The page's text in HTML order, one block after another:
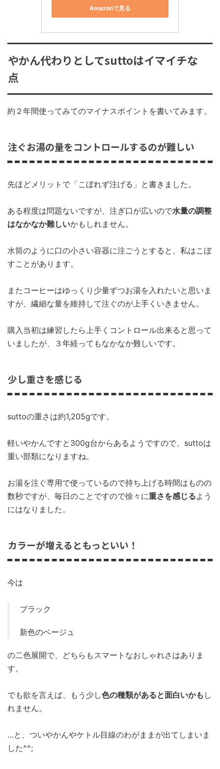
Amazonで見る
やかん代わりとしてsuttoはイマイチな
点
約２年間使ってみてのマイナスポイントを書いてみます。
注ぐお湯の量をコントロールするのが難しい
先ほどメリットで「こぼれず注げる」と書きました。
ある程度は問題ないですが、注ぎ口が広いので水量の調整
はなかなか難しいかもしれません。
水筒のように口の小さい容器に注ごうとすると、私はこぼ
すことがあります。
またコーヒーはゆっくり少量ずつお湯を入れたいと思いま
すが、繊細な量を維持して注ぐのが上手くいきません。
購入当初は練習したら上手くコントロール出来ると思って
いましたが、３年経ってもなかなか難しいです。
少し重さを感じる
suttoの重さは約1,205gです。
軽いやかんですと300g台からあるようですので、suttoは
重い部類になりますね。
お湯を注ぐ専用で使っているので持ち上げる時間はものの
数秒ですが、毎日のことですので徐々に重さを感じるよう
にはなりました。
カラーが増えるともっといい！
今は
ブラック
新色のベージュ
の二色展開で、どちらもスマートなおしゃれさはありま
す。
でも欲を言えば、もう少し色の種類があると面白いかも し
れません。
…と、ついやかんやケトル目線のわがままが出てしまいま
した^^;